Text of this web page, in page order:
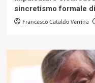
sincretismo formale
Francesco Cataldo Verrina